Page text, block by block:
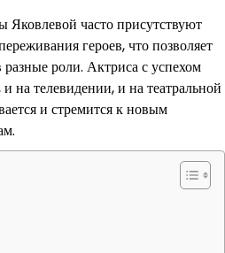
часто присутствуют
героев, что позволяет
роли. Актриса с успехом
на телевидении, и на театральной
и стремится к новым